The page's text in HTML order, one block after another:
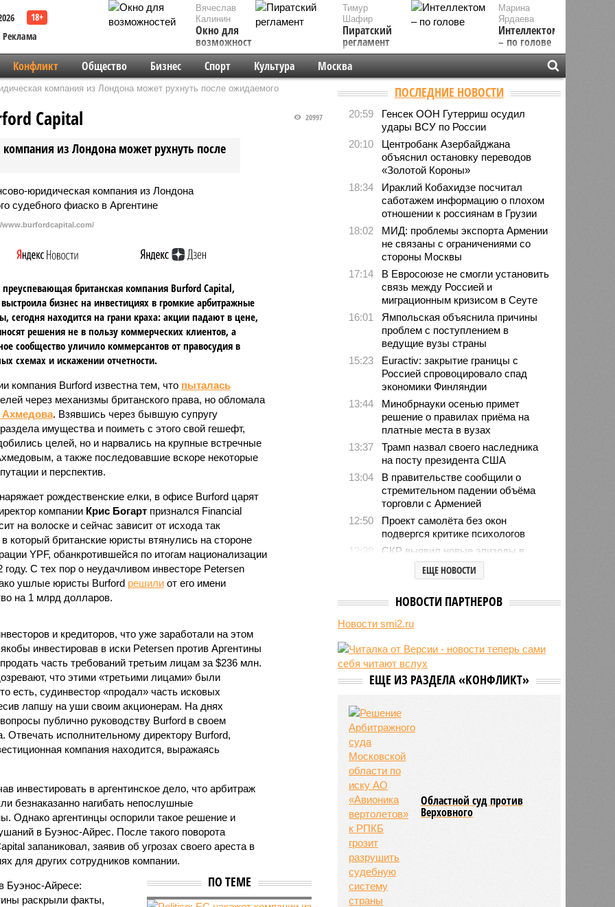
Реклама
Вячеслав
Калинин
Окно для
возможностей
Марина
Ярдаева
Интеллектом
– по голове
Тимур
Шафир
Пиратский
регламент
Конфликт Общество Бизнес Спорт Культура Москва
компания из Лондона может рухнуть после ожидаемого
из Лондона может рухнуть после
20997
Capital
преуспевающая британская компания Burford Capital,
выстроила бизнес на инвестициях в громкие арбитражные
сегодня находится на грани краха: акции падают в цене,
решения не в пользу коммерческих клиентов, а
сообщество уличило коммерсантов от правосудия в
схемах и искажении отчетности.
компания Burford известна тем, что пыталась
через механизмы британского права, но обломала
. Взявшись через бывшую супругу
имущества и поиметь с этого свой гешефт,
целей, но и нарвались на крупные встречные
а также последовавшие вскоре некоторые
и перспектив.
рождественские елки, в офисе Burford царят
компании Крис Богартпризнался Financial
на волоске и сейчас зависит от исхода так
который британские юристы втянулись на стороне
YPF, обанкротившейся по итогам национализации
С тех пор о неудачливом инвесторе Petersen
ушлые юристы Burford решилиот его имени
на 1 млрд долларов.
и кредиторов, что уже заработали на этом
инвестировав в иски Petersen против Аргентины
часть требований третьим лицам за $236 млн.
что этими «третьими лицами» были
судинвестор «продал» часть исковых
лапшу на уши своим акционерам. На днях
публично руководству Burford в своем
Отвечать исполнительному директору Burford,
компания находится, выражаясь
инвестировать в аргентинское дело, что арбитраж
безнаказанно нагибать непослушные
Однако аргентинцы оспорили такое решение и
в Буэнос-Айрес. После такого поворота
запаниковал, заявив об угрозах своего ареста в
для других сотрудников компании.
ПО ТЕМЕ
Буэнос-Айресе:
раскрыли факты,
ПОСЛЕДНИЕ НОВОСТИ
20:59
Генсек ООН Гутерриш осудил
удары ВСУ по России
20:10
Центробанк Азербайджана
объяснил остановку переводов
«Золотой Короны»
18:34
Ираклий Кобахидзе посчитал
саботажем информацию о плохом
отношении к россиянам в Грузии
18:02
МИД: проблемы экспорта Армении
не связаны с ограничениями со
стороны Москвы
17:14
В Евросоюзе не смогли установить
связь между Россией и
миграционным кризисом в Сеуте
16:01
Ямпольская объяснила причины
проблем с поступлением в
ведущие вузы страны
15:23
Euractiv: закрытие границы с
Россией спровоцировало спад
экономики Финляндии
13:44
Минобрнауки осенью примет
решение о правилах приёма на
платные места в вузах
13:37
Трамп назвал своего наследника
на посту президента США
13:04
В правительстве сообщили о
стремительном падении объёма
торговли с Арменией
12:50
Проект самолёта без окон
подвергся критике психологов
12:39
СКР выявил новые эпизоды в
серии похищений девушек
вымогателями
необходимости проработки ж/д
выхода России к Индийскому
12:05
В Японии опять произошло
землетрясение
12:03
В Египте безработный мужчина
ЕЩЕ НОВОСТИ
НОВОСТИ ПАРТНЕРОВ
Новости smi2.ru
ЕЩЕ ИЗ РАЗДЕЛА «КОНФЛИКТ»
Областной суд против
Верховного